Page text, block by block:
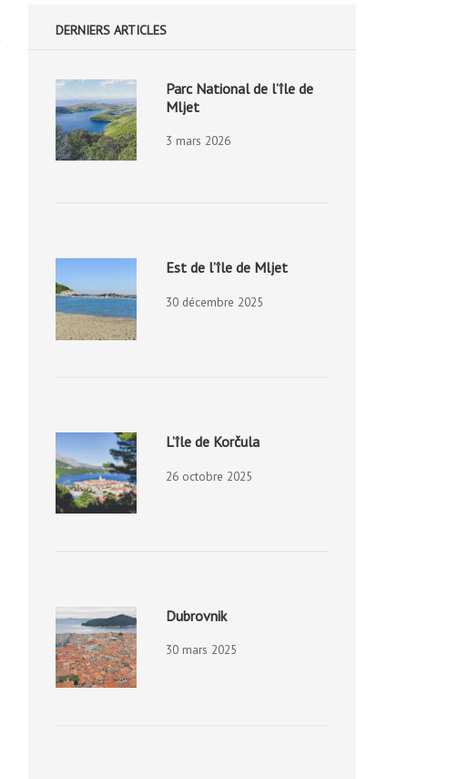
DERNIERS ARTICLES
Parc National de l’île de
Mljet
3 mars 2026
Est de l’île de Mljet
30 décembre 2025
L’île de Korčula
26 octobre 2025
Dubrovnik
30 mars 2025